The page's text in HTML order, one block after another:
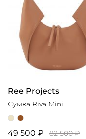
Ree Projects
Сумка Riva Mini
49 500 ₽ 82 500 ₽